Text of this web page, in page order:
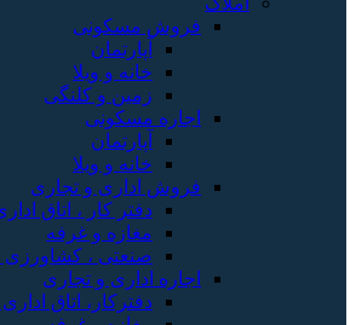
فروش مسکونی
آپارتمان
خانه و ویلا
زمین و کلنگی
اجاره مسکونی
آپارتمان
خانه و ویلا
فروش اداری و تجاری
دفتر کار ، اتاق اداری و
مغازه و غرفه
صنعتی ، کشاورزی و تجاری
اجاره اداری و تجاری
دفترکار، اتاق اداری و مطب